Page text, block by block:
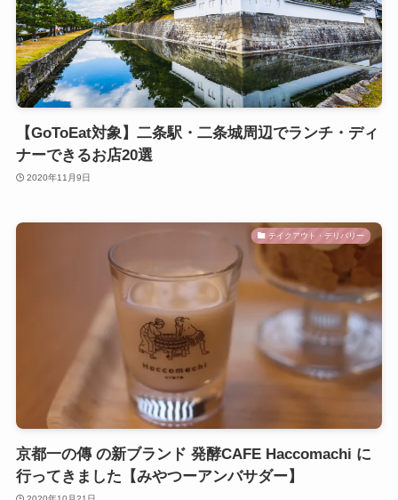
【GoToEat対象】二条駅・二条城周辺でランチ・ディ
ナーできるお店20選
2020年11月9日
テイクアウト・デリバリー
京都一の傳 の新ブランド 発酵CAFE Haccomachi に
行ってきました【みやつーアンバサダー】